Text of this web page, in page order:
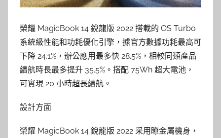
榮耀 MagicBook 14 銳龍版 2022 搭載的 OS Turbo
系統級性能和功耗優化引擎，據官方數據功耗最高可
下降 24.1%，辦公應用最多快 28.5%，相較同類產品
續航時長最多提升 35.5%。搭配 75Wh 超大電池，
可實現 20 小時超長續航。
設計方面
榮耀 MagicBook 14 銳龍版 2022 采用瞭金屬機身，